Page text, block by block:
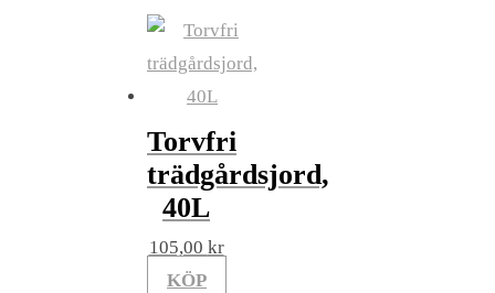
Torvfri
trädgårdsjord,
40L
105,00 kr
KÖP